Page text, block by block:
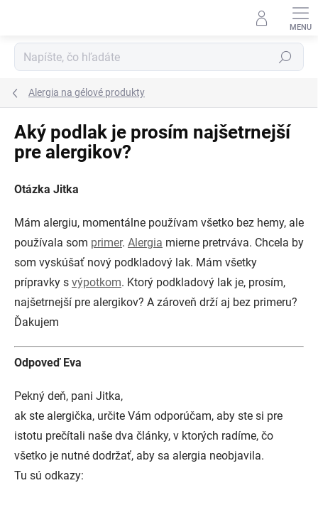
Hľadať
Alergia na gélové produkty
Aký podlak je prosím najšetrnejší
pre alergikov?
Otázka Jitka
Mám alergiu, momentálne používam všetko bez hemy, ale
používala som primer. Alergia mierne pretrváva. Chcela by
som vyskúšať nový podkladový lak. Mám všetky
prípravky s výpotkom. Ktorý podkladový lak je, prosím,
najšetrnejší pre alergikov? A zároveň drží aj bez primeru?
Ďakujem
Odpoveď Eva
Pekný deň, pani Jitka,
ak ste alergička, určite Vám odporúčam, aby ste si pre
istotu prečítali naše dva články, v ktorých radíme, čo
všetko je nutné dodržať, aby sa alergia neobjavila.
Tu sú odkazy: